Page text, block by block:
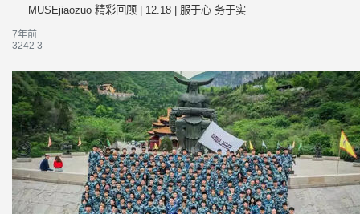
MUSEjiaozuo 精彩回顾 | 12.18 | 服于心 务于实
7年前
3242 3